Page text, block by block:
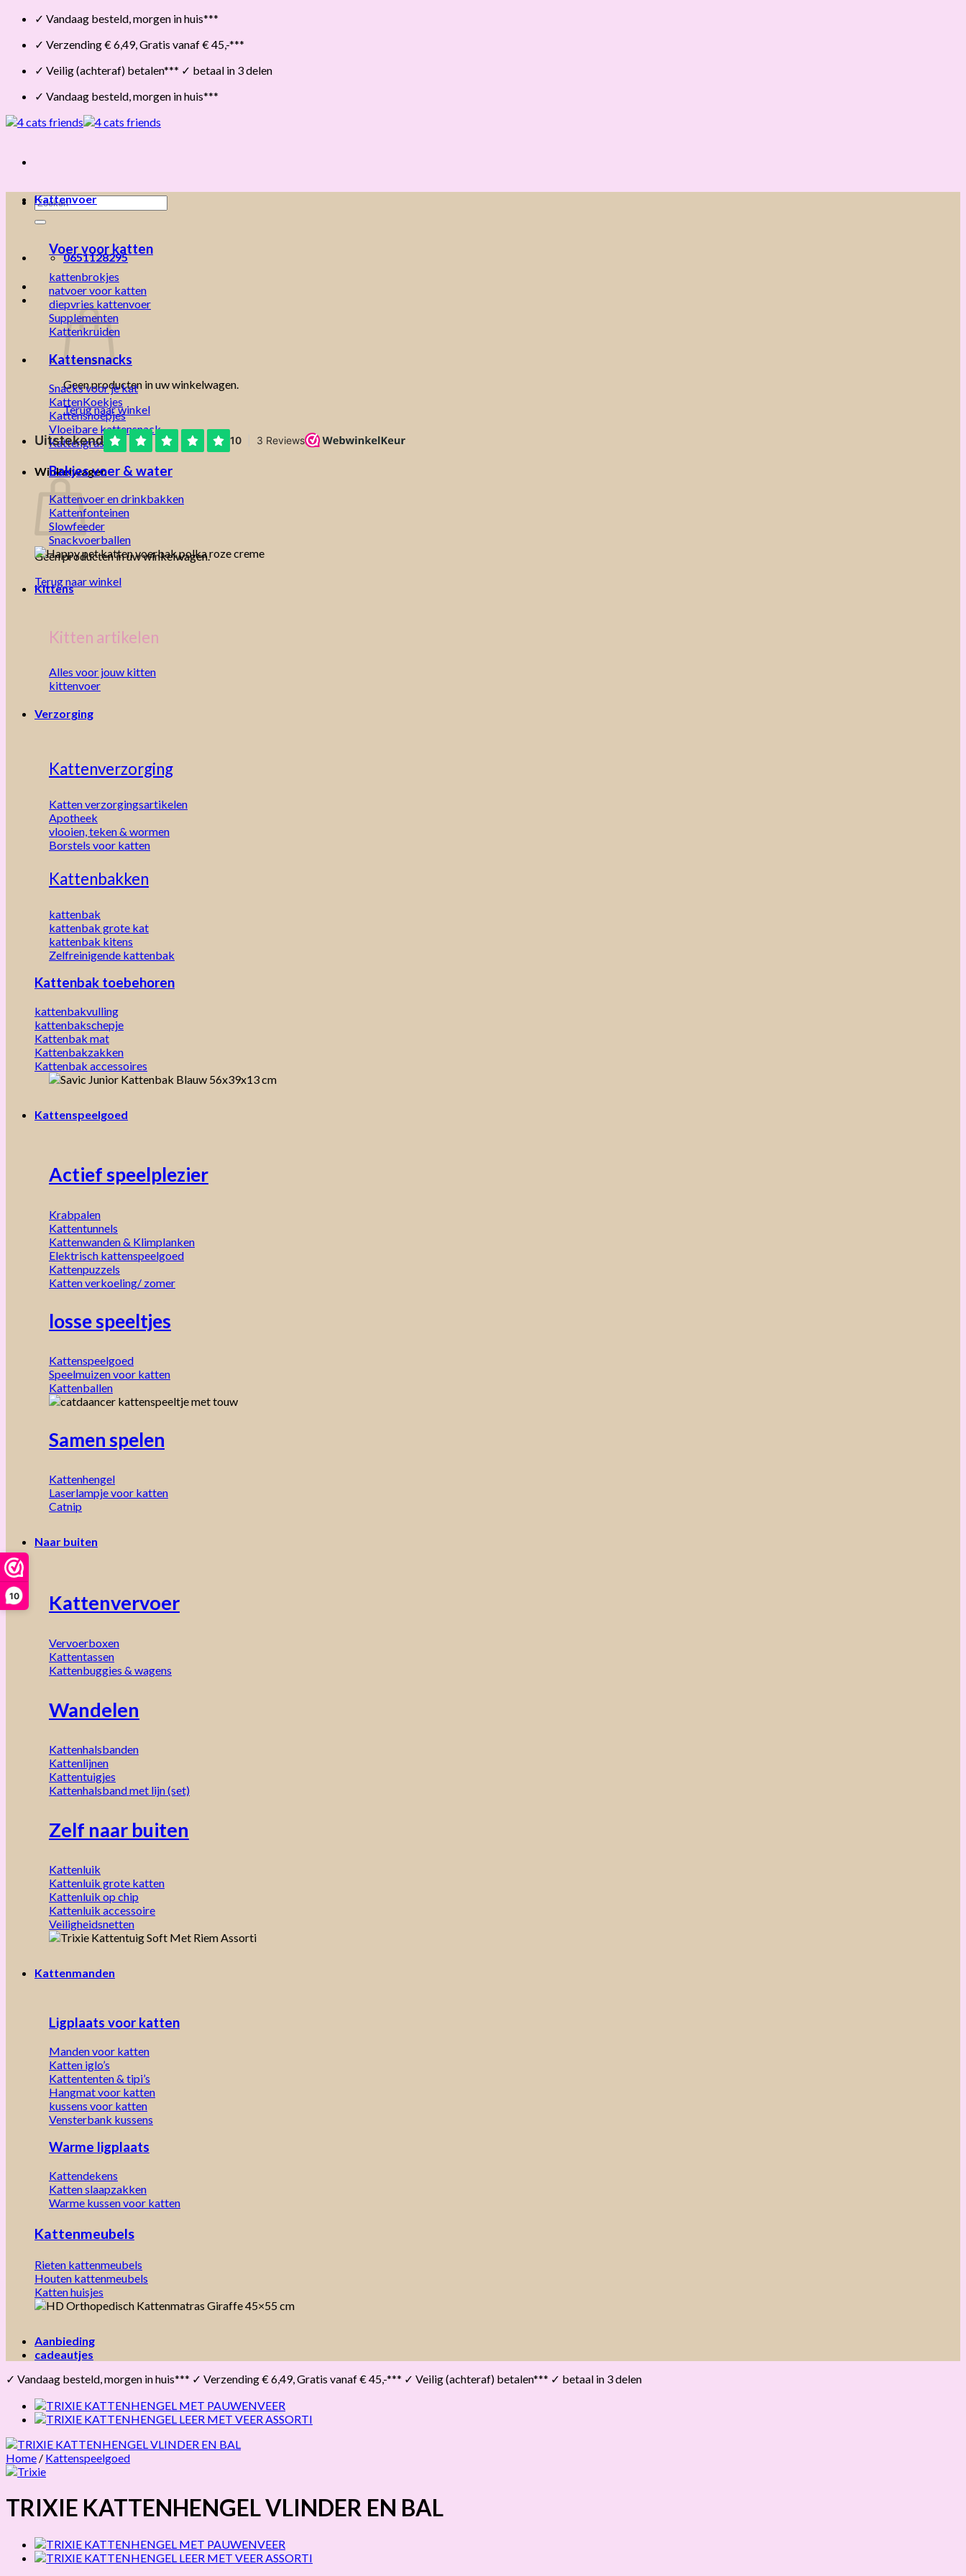
10
Skip
content
✓ Vandaag besteld, morgen in huis***
✓ Verzending € 6,49, Gratis vanaf € 45,-***
✓ Veilig (achteraf) betalen*** ✓ betaal in 3 delen
✓ Vandaag besteld, morgen in huis***
Zoeken
naar:
0651128295
Geen producten in uw winkelwagen.
Terug naar winkel
Winkelwagen
Geen producten in uw winkelwagen.
Terug naar winkel
Kattenvoer
Voer voor katten
kattenbrokjes
natvoer voor katten
diepvries kattenvoer
Supplementen
Kattenkruiden
Kattensnacks
Snacks voor je kat
KattenKoekjes
Kattensnoepjes
Vloeibare kattensnack
Kattengras
Bakjes voer & water
Kattenvoer en drinkbakken
Kattenfonteinen
Slowfeeder
Snackvoerballen
Kittens
Kitten artikelen
Alles voor jouw kitten
kittenvoer
Verzorging
Kattenverzorging
Katten verzorgingsartikelen
Apotheek
vlooien, teken & wormen
Borstels voor katten
Kattenbakken
kattenbak
kattenbak grote kat
kattenbak kitens
Zelfreinigende kattenbak
Kattenbak toebehoren
kattenbakvulling
kattenbakschepje
Kattenbak mat
Kattenbakzakken
Kattenbak accessoires
Kattenspeelgoed
Actief speelplezier
Krabpalen
Kattentunnels
Kattenwanden & Klimplanken
Elektrisch kattenspeelgoed
Kattenpuzzels
Katten verkoeling/ zomer
losse speeltjes
Kattenspeelgoed
Speelmuizen voor katten
Kattenballen
Samen spelen
Kattenhengel
Laserlampje voor katten
Catnip
Naar buiten
Kattenvervoer
Vervoerboxen
Kattentassen
Kattenbuggies & wagens
Wandelen
Kattenhalsbanden
Kattenlijnen
Kattentuigjes
Kattenhalsband met lijn (set)
Zelf naar buiten
Kattenluik
Kattenluik grote katten
Kattenluik op chip
Kattenluik accessoire
Veiligheidsnetten
Kattenmanden
Ligplaats voor katten
Manden voor katten
Katten iglo’s
Kattententen & tipi’s
Hangmat voor katten
kussens voor katten
Vensterbank kussens
Warme ligplaats
Kattendekens
Katten slaapzakken
Warme kussen voor katten
Kattenmeubels
Rieten kattenmeubels
Houten kattenmeubels
Katten huisjes
Aanbieding
cadeautjes
✓ Vandaag besteld, morgen in huis*** ✓ Verzending € 6,49, Gratis vanaf € 45,-*** ✓ Veilig (achteraf) betalen*** ✓ betaal in 3 delen
Home / Kattenspeelgoed
TRIXIE KATTENHENGEL VLINDER EN BAL